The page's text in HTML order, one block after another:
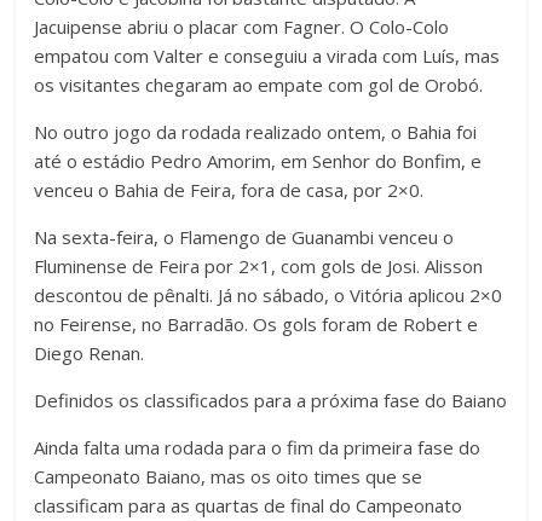
Jacuipense abriu o placar com Fagner. O Colo-Colo
empatou com Valter e conseguiu a virada com Luís, mas
os visitantes chegaram ao empate com gol de Orobó.
No outro jogo da rodada realizado ontem, o Bahia foi
até o estádio Pedro Amorim, em Senhor do Bonfim, e
venceu o Bahia de Feira, fora de casa, por 2×0.
Na sexta-feira, o Flamengo de Guanambi venceu o
Fluminense de Feira por 2×1, com gols de Josi. Alisson
descontou de pênalti. Já no sábado, o Vitória aplicou 2×0
no Feirense, no Barradão. Os gols foram de Robert e
Diego Renan.
Definidos os classificados para a próxima fase do Baiano
Ainda falta uma rodada para o fim da primeira fase do
Campeonato Baiano, mas os oito times que se
classificam para as quartas de final do Campeonato